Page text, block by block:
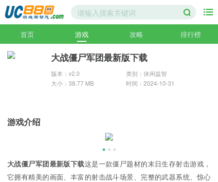
首页 游戏 攻略 排行榜
大战僵尸军团最新版下载
版本：v2.0
类别：休闲益智
大小：38.77 MB
时间：2024-10-31
游戏介绍
大战僵尸军团最新版下载这是一款僵尸题材的末日生存射击游戏，
它拥有精美的画面、丰富的射击战斗场景、完整的武器系统、惊心